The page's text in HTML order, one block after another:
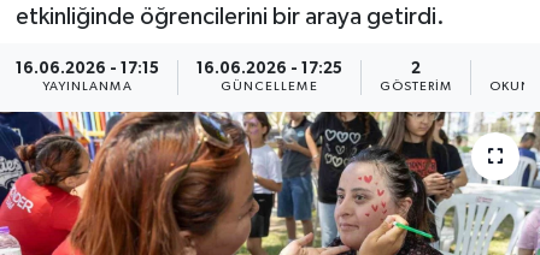
etkinliğinde öğrencilerini bir araya getirdi.
16.06.2026 - 17:15
YAYINLANMA
16.06.2026 - 17:25
GÜNCELLEME
2
GÖSTERIM